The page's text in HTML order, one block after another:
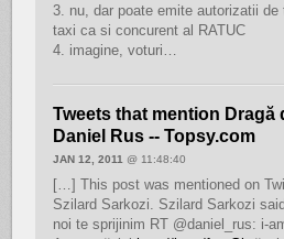
3. nu, dar poate emite autorizatii
taxi ca si concurent al RATUC
4. imagine, voturi…
Tweets that mention Dragă
Daniel Rus -- Topsy.com
JAN 12, 2011 @ 11:48:40
[…] This post was mentioned on
Szilard Sarkozi. Szilard Sarkozi
noi te sprijinim RT @daniel_rus: i-